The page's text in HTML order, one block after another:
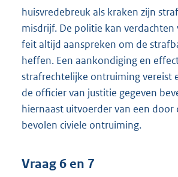
huisvredebreuk als kraken zijn
misdrijf. De politie kan verdachten
feit altijd aanspreken om de
heffen. Een aankondiging en
strafrechtelijke ontruiming vereist
de officier van justitie gegeven
hiernaast uitvoerder van een door
bevolen civiele ontruiming.
Vraag 6 en 7